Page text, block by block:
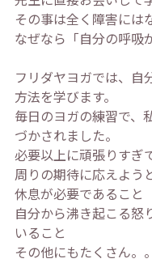
その事は全く障害には
なぜなら「自分の呼吸
フリダヤヨガでは、自
方法を学びます。
毎日のヨガの練習で、
づかされました。
必要以上に頑張りすぎ
周りの期待に応えよう
休息が必要であること
自分から沸き起こる怒
いること
その他にもたくさん。。